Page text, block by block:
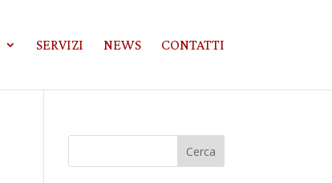
SERVIZI NEWS CONTATTI